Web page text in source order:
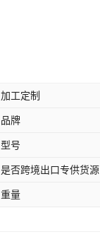
加工定制
品牌
型号
是否跨境出口专供货源
重量